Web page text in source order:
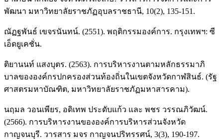
พัฒนา มหาวิทยาลัยราชภัฏอุบลราชธานี, 10(2), 135-151.
ณัฏฐพันธ์ เขจรนันทน์. (2551). พฤติกรรมองค์การ. กรุงเทพฯ: ซี
เอ็ดยูเคชั่น.
ติยานนท์ แสงบุตร. (2563). การบริหารงานตามหลักธรรมาภิ
บาลขององค์กรปกครองส่วนท้องถิ่นในเขตจังหวัดกาฬสินธ์. (รัฐ
ศาสตรมหาบัณฑิต, มหาวิทยาลัยราชภัฏมหาสารคาม).
นฤมล วอนเพียร, อดิเทพ ประดับแก้ว และ พชร วรรณภิวัฒน์.
(2566). การบริหารงานขององค์การบริหารส่วนจังหวัด
กาญจนบุรี. วารสาร มจร กาญจนปริทรรศน์, 3(3), 190-197.